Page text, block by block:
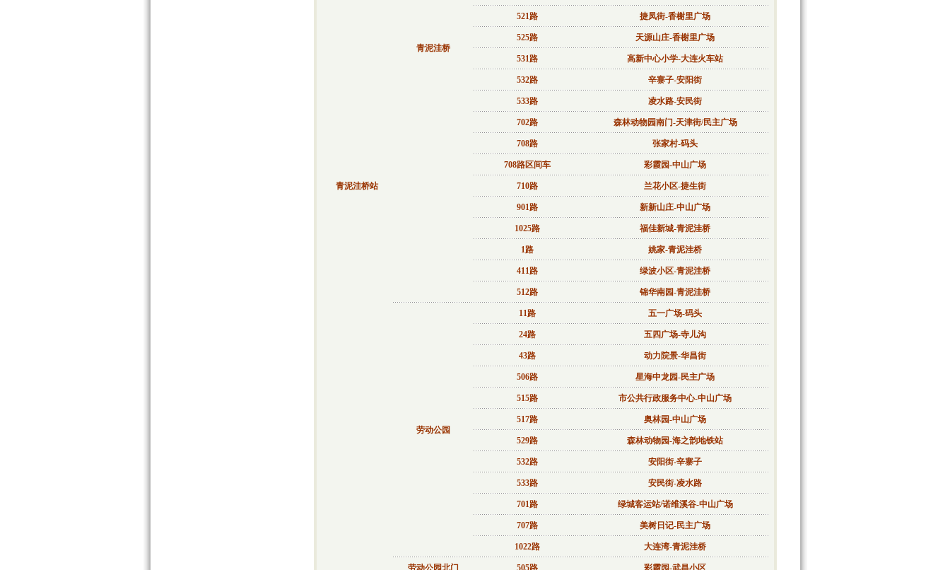
青泥洼桥站
青泥洼桥
521路 捷凤街-香榭里广场
525路 天源山庄-香榭里广场
531路 高新中心小学-大连火车站
532路 辛寨子-安阳街
533路 凌水路-安民街
702路 森林动物园南门-天津街/民主广场
708路 张家村-码头
708路区间车 彩霞园-中山广场
710路 兰花小区-捷生街
901路 新新山庄-中山广场
1025路 福佳新城-青泥洼桥
1路 姚家-青泥洼桥
411路 绿波小区-青泥洼桥
512路 锦华南园-青泥洼桥
劳动公园
11路 五一广场-码头
24路 五四广场-寺儿沟
43路 动力院景-华昌街
506路 星海中龙园-民主广场
515路 市公共行政服务中心-中山广场
517路 奥林园-中山广场
529路 森林动物园-海之韵地铁站
532路 安阳街-辛寨子
533路 安民街-凌水路
701路 绿城客运站/诺维溪谷-中山广场
707路 美树日记-民主广场
1022路 大连湾-青泥洼桥
劳动公园北门 505路 彩霞园-武昌小区